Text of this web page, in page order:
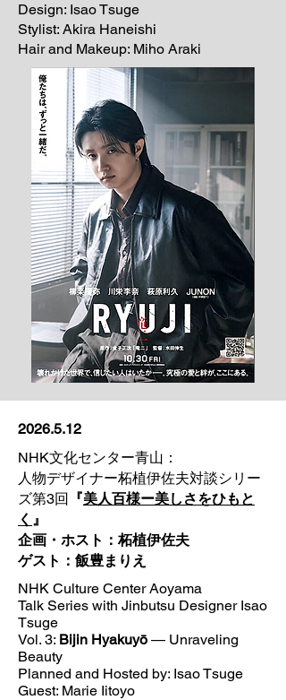
Design: Isao Tsuge
Stylist: Akira Haneishi
Hair and Makeup: Miho Araki
2026.5.12
NHK文化センター青山：
人物デザイナー柘植伊佐夫対談シリー
ズ第3回 『美人百様ー美しさをひもと
く 』
企画・ホスト：柘植伊佐夫
ゲスト：飯豊まりえ
NHK Culture Center Aoyama
Talk Series with Jinbutsu Designer Isao
Tsuge
Vol. 3: Bijin Hyakuyō — Unraveling
Beauty
Planned and Hosted by: Isao Tsuge
Guest: Marie Iitoyo